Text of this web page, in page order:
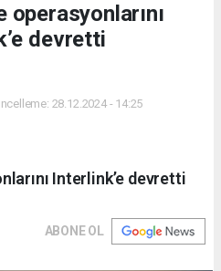
operasyonlarını
devretti
28.12.2024 - 14:25
Interlink’e devretti
ABONE OL